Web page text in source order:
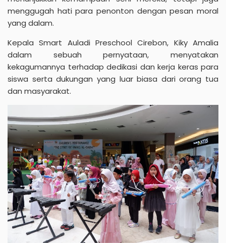
menggugah hati para penonton dengan pesan moral
yang dalam.
Kepala Smart Auladi Preschool Cirebon, Kiky Amalia
dalam sebuah pernyataan, menyatakan
kekagumannya terhadap dedikasi dan kerja keras para
siswa serta dukungan yang luar biasa dari orang tua
dan masyarakat.